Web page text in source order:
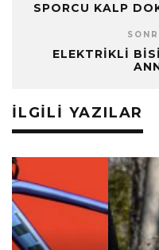
SPORCU KALP
ELEKTRIKLI
İLGILI YAZILAR